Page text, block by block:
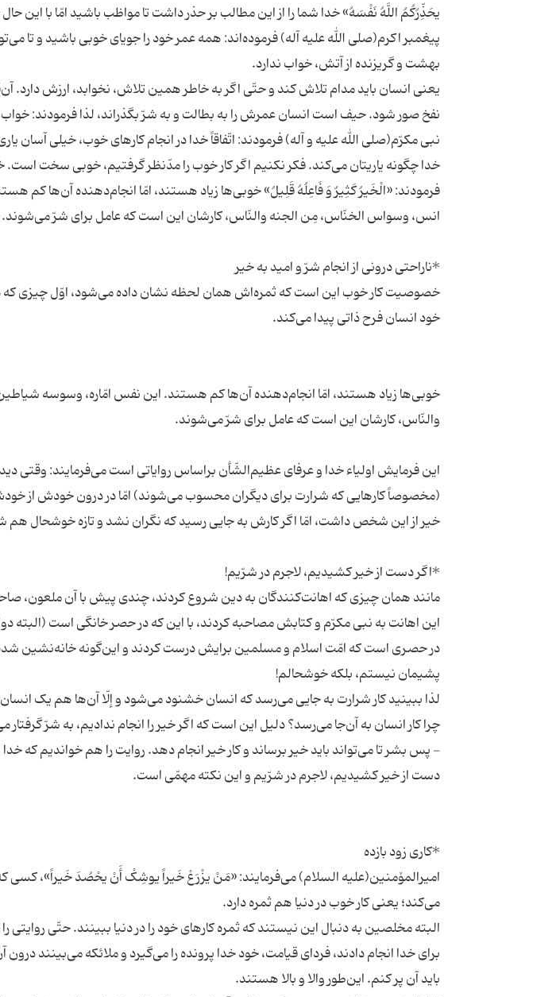
پیغمبر اکرم(صلی الله علیه آله) فرموده‌اند: همه‌ عمر خود را جویای خوبی باشید و تا
یعنی انسان باید مدام تلاش کند و حتّی اگر به خاطر همین تلاش، نخوابد، ارزش دارد.
نبی مکرّم(صلی الله علیه و آله) فرمودند: اتّفاقاً خدا در انجام کارهای خوب، خیلی آسان
فرمودند: «الْخَیرُ کَثِیرٌ وَ فَاعِلُهُ قَلِیلُ» خوبی‌ها زیاد هستند، امّا انجام‌دهنده آن‌ها
خصوصیت کار خوب این است که ثمره‌اش همان لحظه نشان داده می‌شود، اوّل چیزی که
خوبی‌ها زیاد هستند، امّا انجام‌دهنده آن‌ها کم هستند. این نفس امّاره، وسوسه
این فرمایش اولیاء خدا و عرفای عظیم‌الشّأن براساس روایاتی است می‌فرمایند: وقتی
(مخصوصاً کار‌هایی که شرارت برای دیگران محسوب می‌شوند) امّا در درون خودش از
مانند همان چیزی که اهانت‌کنندگان به دین شروع کردند، چندی پیش با آن ملعون،
این اهانت به نبی مکرّم و کتابش مصاحبه کردند، با این که در حصر خانگی است (البته
در حصری است که امّت اسلام و مسلمین برایش درست کردند و این‌گونه خانه‌نشین شده
لذا ببینید کار شرارت به جایی می‌رسد که انسان خشنود می‌شود و إلّا آن‌ها هم یک
چرا کار انسان به آن‌جا می‌رسد؟ دلیل این است که اگر خیر را انجام ندادیم، به شرّ
- پس بشر تا می‌تواند باید خیر برساند و کار خیر انجام دهد. روایت را هم خواندیم که خدا
امیرالمۆمنین(علیه السلام) می‌فرمایند: «مَنْ یزْرَعْ خَیراً یوشِکْ أَنْ یحْصُدَ خَیراً»، کسی که
البته مخلصین به دنبال این نیستند که ثمره کارهای خود را در دنیا ببینند. حتّی روایتی
برای خدا انجام دادند، فردای قیامت، خود خدا پرونده را می‌گیرد و ملائکه می‌بینند